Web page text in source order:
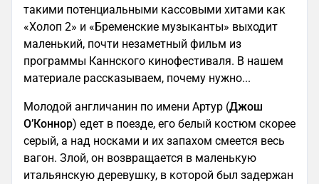
такими потенциальными кассовыми хитами как
«Холоп 2» и «Бременские музыканты» выходит
маленький, почти незаметный фильм из
программы Каннского кинофестиваля. В нашем
материале рассказываем, почему нужно...
Молодой англичанин по имени Артур (Джош
О’Коннор) едет в поезде, его белый костюм скорее
серый, а над носками и их запахом смеется весь
вагон. Злой, он возвращается в маленькую
итальянскую деревушку, в которой был задержан